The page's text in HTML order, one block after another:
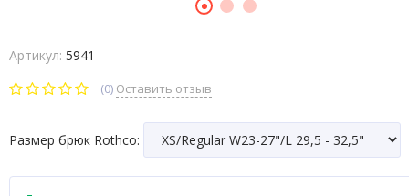
Артикул: 5941
(0) Оставить отзыв
Размер брюк Rothco: